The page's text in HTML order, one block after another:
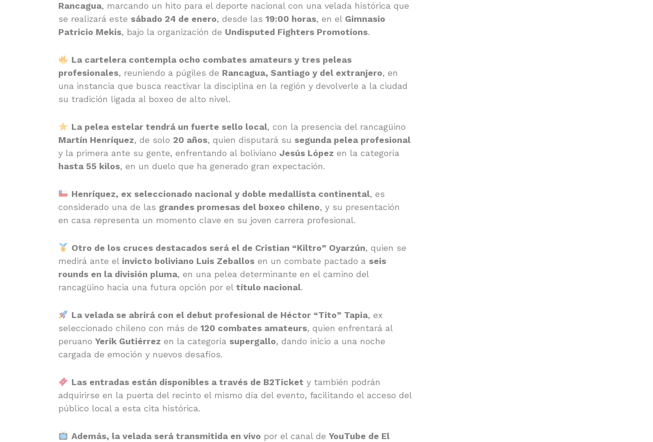
Rancagua, marcando un hito para el deporte nacional con una velada histórica que
se realizará este sábado 24 de enero, desde las 19:00 horas, en el Gimnasio
Patricio Mekis, bajo la organización de Undisputed Fighters Promotions.
La cartelera contempla ocho combates amateurs y tres peleas
profesionales, reuniendo a púgiles de Rancagua, Santiago y del extranjero, en
una instancia que busca reactivar la disciplina en la región y devolverle a la ciudad
su tradición ligada al boxeo de alto nivel.
La pelea estelar tendrá un fuerte sello local, con la presencia del rancagüino
Martín Henríquez, de solo 20 años, quien disputará su segunda pelea profesional
y la primera ante su gente, enfrentando al boliviano Jesús López en la categoría
hasta 55 kilos, en un duelo que ha generado gran expectación.
Henríquez, ex seleccionado nacional y doble medallista continental, es
considerado una de las grandes promesas del boxeo chileno, y su presentación
en casa representa un momento clave en su joven carrera profesional.
Otro de los cruces destacados será el de Cristian “Kiltro” Oyarzún, quien se
medirá ante el invicto boliviano Luis Zeballos en un combate pactado a seis
rounds en la división pluma, en una pelea determinante en el camino del
rancagüino hacia una futura opción por el título nacional.
La velada se abrirá con el debut profesional de Héctor “Tito” Tapia, ex
seleccionado chileno con más de 120 combates amateurs, quien enfrentará al
peruano Yerik Gutiérrez en la categoría supergallo, dando inicio a una noche
cargada de emoción y nuevos desafíos.
Las entradas están disponibles a través de B2Ticket y también podrán
adquirirse en la puerta del recinto el mismo día del evento, facilitando el acceso del
público local a esta cita histórica.
Además, la velada será transmitida en vivo por el canal de YouTube de El